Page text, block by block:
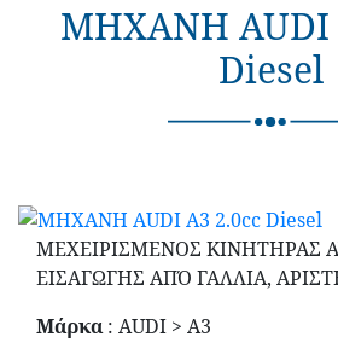
ΜΗΧΑΝΗ AUDI
Diesel
ΜΕΧΕΙΡΙΣΜΕΝΟΣ ΚΙΝΗΤΗΡΑΣ
ΕΙΣΑΓΩΓΗΣ ΑΠΌ ΓΑΛΛΙΑ,
Μάρκα: AUDI > A3